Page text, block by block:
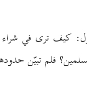
كيف ترى في
فلم تبيّن